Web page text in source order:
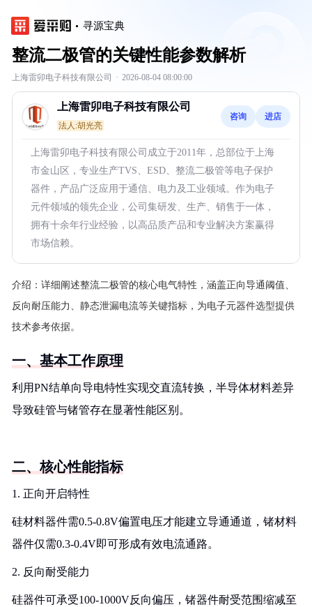
寻源宝典
整流二极管的关键性能参数解析
上海雷卯电子科技有限公司 · 2026-08-04 08:00:00
上海雷卯电子科技有限公司
法人:胡光亮
咨询 进店
上海雷卯电子科技有限公司成立于2011年，总部位于上海
市金山区，专业生产TVS、ESD、整流二极管等电子保护
器件，产品广泛应用于通信、电力及工业领域。作为电子
元件领域的领先企业，公司集研发、生产、销售于一体，
拥有十余年行业经验，以高品质产品和专业解决方案赢得
市场信赖。
介绍： 详细阐述整流二极管的核心电气特性，涵盖正向导通阈值、
反向耐压能力、静态泄漏电流等关键指标，为电子元器件选型提供
技术参考依据。
一、基本工作原理
利用PN结单向导电特性实现交直流转换，半导体材料差异
导致硅管与锗管存在显著性能区别。
二、核心性能指标
1. 正向开启特性
硅材料器件需0.5-0.8V偏置电压才能建立导通通道，锗材料
器件仅需0.3-0.4V即可形成有效电流通路。
2. 反向耐受能力
硅器件可承受100-1000V反向偏压，锗器件耐受范围缩减至